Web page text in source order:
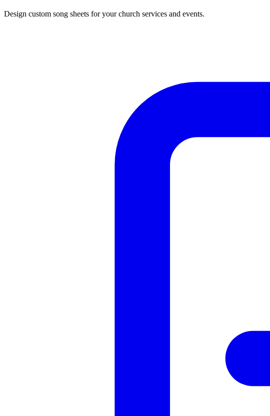
Design custom song sheets for your church services and events.